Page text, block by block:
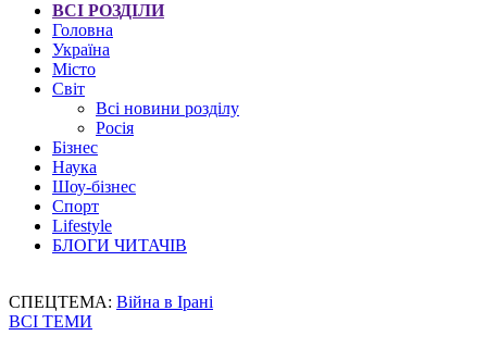
ВСІ РОЗДІЛИ
Головна
Україна
Місто
Світ
Всі новини розділу
Росія
Бізнес
Наука
Шоу-бізнес
Спорт
Lifestyle
БЛОГИ ЧИТАЧІВ
СПЕЦТЕМА: Війна в Ірані
ВСІ ТЕМИ